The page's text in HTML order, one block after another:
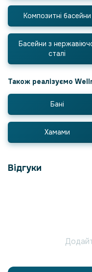
Композитні басейни
Басейни з
сталі
Також реалізуємо
Бані
Хамами
Відгуки